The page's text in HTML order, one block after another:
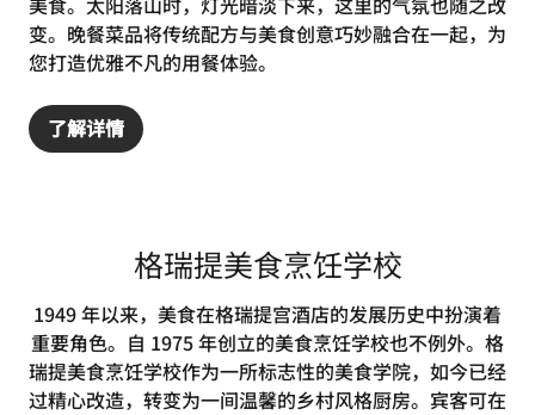
变。晚餐菜品将传统配方与美食创意巧妙融合在一起，为
您打造优雅不凡的用餐体验。
了解详情
格瑞提美食烹饪学校
1949 年以来，美食在格瑞提宫酒店的发展历史中扮演着
重要角色。自 1975 年创立的美食烹饪学校也不例外。格
瑞提美食烹饪学校作为一所标志性的美食学院，如今已经
过精心改造，转变为一间温馨的乡村风格厨房。宾客可在